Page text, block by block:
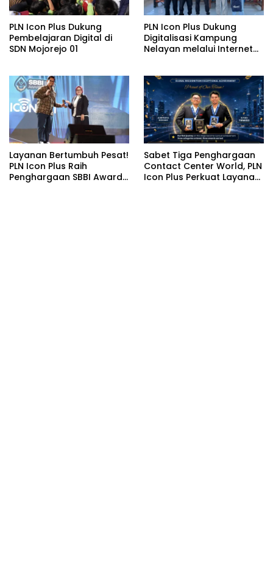
PLN Icon Plus Dukung
Pembelajaran Digital di
SDN Mojorejo 01
PLN Icon Plus Dukung
Digitalisasi Kampung
Nelayan melalui Internet
Layanan Bertumbuh Pesat!
PLN Icon Plus Raih
Penghargaan SBBI Awards
Sabet Tiga Penghargaan
Contact Center World, PLN
Icon Plus Perkuat Layanan